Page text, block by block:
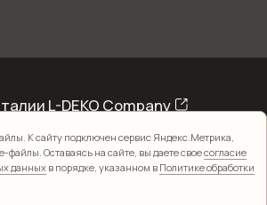
К сайту подключен сервис Яндекс.Метрика,
файлы. Оставаясь на сайте, вы даете своесогласие
данных в порядке, указанном в Политике обработки